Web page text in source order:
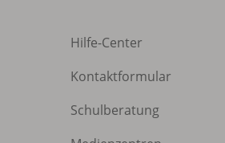
Hilfe-Center
Kontaktformular
Schulberatung